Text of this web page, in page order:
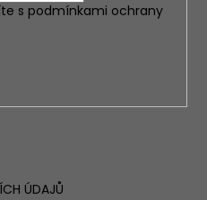
s podmínkami ochrany
ÚDAJŮ